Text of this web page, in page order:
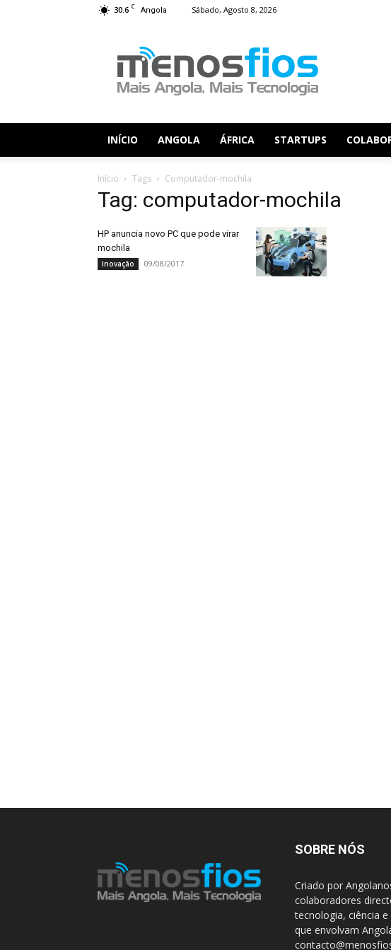
30.6 C Angola Sábado, Agosto 8, 2026
Fios
INÍCIO ANGOLA ÁFRICA STARTUPS
Início Tags Computador-mochila
Tag: computador-mochila
HP anuncia novo PC que pode virar
mochila
Inovação 09/08/2017
SOBRE NÓS
Criado por
colaboradores
tecnologia, ciência
que envolvam